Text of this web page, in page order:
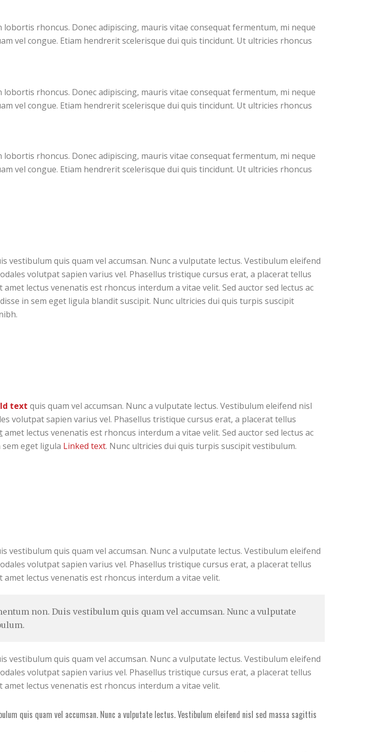
rhoncus. Donec adipiscing, mauris vitae consequat fermentum, mi neque
vel congue. Etiam hendrerit scelerisque dui quis tincidunt. Ut ultricies rhoncus
rhoncus. Donec adipiscing, mauris vitae consequat fermentum, mi neque
vel congue. Etiam hendrerit scelerisque dui quis tincidunt. Ut ultricies rhoncus
rhoncus. Donec adipiscing, mauris vitae consequat fermentum, mi neque
vel congue. Etiam hendrerit scelerisque dui quis tincidunt. Ut ultricies rhoncus
quis quam vel accumsan. Nunc a vulputate lectus. Vestibulum eleifend
volutpat sapien varius vel. Phasellus tristique cursus erat, a placerat tellus
lectus venenatis est rhoncus interdum a vitae velit. Sed auctor sed lectus ac
in sem eget ligula blandit suscipit. Nunc ultricies dui quis turpis suscipit
text quis quam vel accumsan. Nunc a vulputate lectus. Vestibulum eleifend nisl
volutpat sapien varius vel. Phasellus tristique cursus erat, a placerat tellus
amet lectus venenatis est rhoncus interdum a vitae velit. Sed auctor sed lectus ac
eget ligula Linked text. Nunc ultricies dui quis turpis suscipit vestibulum.
quis quam vel accumsan. Nunc a vulputate lectus. Vestibulum eleifend
volutpat sapien varius vel. Phasellus tristique cursus erat, a placerat tellus
lectus venenatis est rhoncus interdum a vitae velit.
non. Duis vestibulum quis quam vel accumsan. Nunc a vulputate
quis quam vel accumsan. Nunc a vulputate lectus. Vestibulum eleifend
volutpat sapien varius vel. Phasellus tristique cursus erat, a placerat tellus
lectus venenatis est rhoncus interdum a vitae velit.
quis quam vel accumsan. Nunc a vulputate lectus. Vestibulum eleifend nisl sed massa sagittis